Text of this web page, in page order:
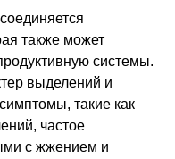
также может
системы.
выделений и
такие как
частое
с жжением и